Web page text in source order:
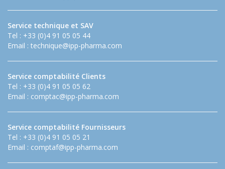
Service technique et SAV
Tel : +33 (0)4 91 05 05 44
Email : technique@ipp-pharma.com
Service comptabilité Clients
Tel : +33 (0)4 91 05 05 62
Email : comptac@ipp-pharma.com
Service comptabilité Fournisseurs
Tel : +33 (0)4 91 05 05 21
Email : comptaf@ipp-pharma.com